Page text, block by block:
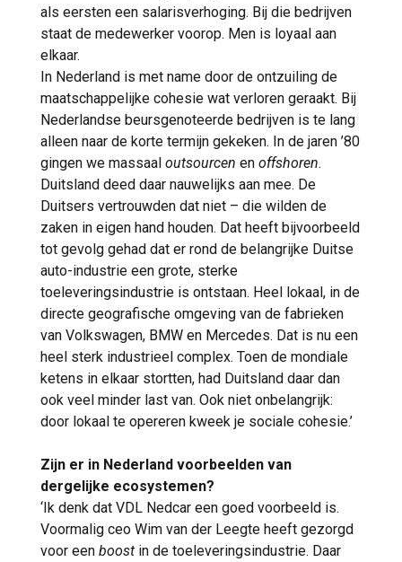
als eersten een salarisverhoging. Bij die bedrijven
staat de medewerker voorop. Men is loyaal aan
elkaar.
In Nederland is met name door de ontzuiling de
maatschappelijke cohesie wat verloren geraakt. Bij
Nederlandse beursgenoteerde bedrijven is te lang
alleen naar de korte termijn gekeken. In de jaren ’80
gingen we massaal outsourcen en offshoren.
Duitsland deed daar nauwelijks aan mee. De
Duitsers vertrouwden dat niet – die wilden de
zaken in eigen hand houden. Dat heeft bijvoorbeeld
tot gevolg gehad dat er rond de belangrijke Duitse
auto-industrie een grote, sterke
toeleveringsindustrie is ontstaan. Heel lokaal, in de
directe geografische omgeving van de fabrieken
van Volkswagen, BMW en Mercedes. Dat is nu een
heel sterk industrieel complex. Toen de mondiale
ketens in elkaar stortten, had Duitsland daar dan
ook veel minder last van. Ook niet onbelangrijk:
door lokaal te opereren kweek je sociale cohesie.’
Zijn er in Nederland voorbeelden van
dergelijke ecosystemen?
‘Ik denk dat VDL Nedcar een goed voorbeeld is.
Voormalig ceo Wim van der Leegte heeft gezorgd
voor een boost in de toeleveringsindustrie. Daar